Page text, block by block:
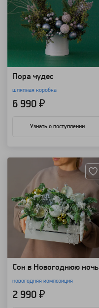
Пора чудес
шляпная коробка
6 990 ₽
Узнать о поступлении
Сон в Новогоднюю ночь
новогодняя композиция
2 990 ₽